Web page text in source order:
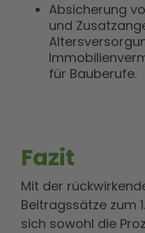
Absicherung
und
für Bauberufe.
Fazit
Mit der
Beitragssätze zum
sich sowohl die